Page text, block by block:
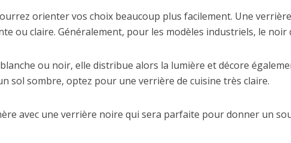
orienter vos choix beaucoup plus facilement. Une
ou claire. Généralement, pour les modèles industriels, le noir
ou noir, elle distribue alors la lumière et décore
sol sombre, optez pour une verrière de cuisine très claire.
avec une verrière noire qui sera parfaite pour donner un